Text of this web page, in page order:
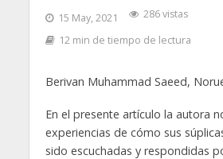
15 May, 2021
286 vistas
12 min de tiempo de lectura
Berivan Muhammad Saeed,
En el presente artículo la autora
experiencias de cómo sus
sido escuchadas y respondidas